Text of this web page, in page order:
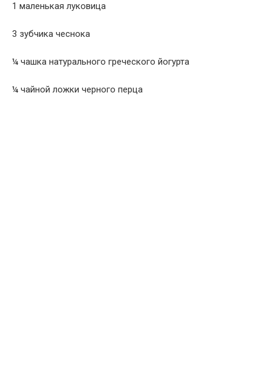
1 маленькая луковица
3 зубчика чеснока
¼ чашка натурального греческого йогурта
¼ чайной ложки черного перца